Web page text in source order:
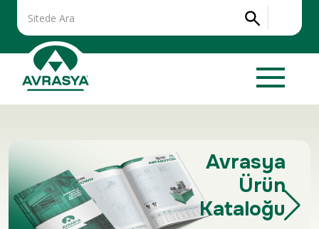
Avrasya
Ürün
Kataloğu